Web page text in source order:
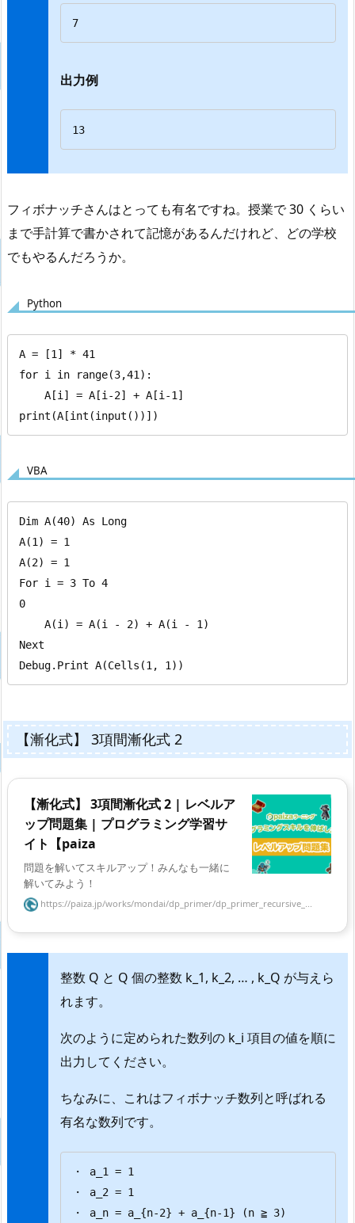
7
出力例
13
フィボナッチさんはとっても有名ですね。授業で 30 くらい
まで手計算で書かされて記憶があるんだけれど、どの学校
でもやるんだろうか。
Python
A = [1] * 41
for i in range(3,41):
print(A[int(input())])
VBA
Dim A(40) As Long
A(1) = 1
A(2) = 1
For i = 3 To 4
0
Next
Debug.Print A(Cells(1, 1))
【漸化式】 3項間漸化式 2
【漸化式】 3項間漸化式 2 | レベルア
ップ問題集 | プログラミング学習サ
イト【paiza
問題を解いてスキルアップ！みんなも一緒に
解いてみよう！
https://paiza.jp/works/mondai/dp_primer/dp_primer_recursive_...
整数 Q と Q 個の整数 k_1, k_2, … , k_Q が与えら
れます。
次のように定められた数列の k_i 項目の値を順に
出力してください。
ちなみに、これはフィボナッチ数列と呼ばれる
有名な数列です。
・ a_1 = 1
・ a_2 = 1
・ a_n = a_{n-2} + a_{n-1} (n ≧ 3)